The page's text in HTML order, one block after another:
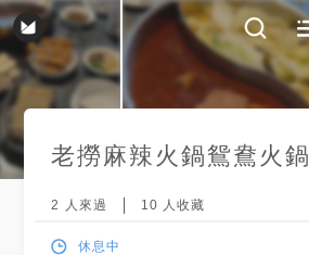
老撈麻辣火鍋鴛鴦火鍋
2 人來過 10 人收藏
休息中